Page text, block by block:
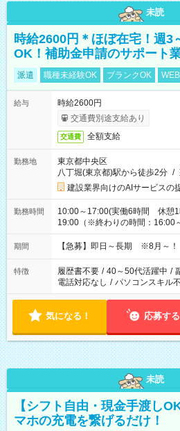
未読
時給2600円＊ほぼ在宅！週3
OK！補助金申請のサポート
派遣 職種未経験OK ブランクOK
給与
時給2600円
交通費別途支給あり
交通費 全額支給
勤務地
東京都中央区
八丁堀(東京都)駅から徒歩2分 /
建設業界向けのAIサービスの
勤務時間
10:00～17:00(実働6時間 休憩
19:00（※終わりの時間：16:00
期間 【急募】即日～長期 ※8月～！
特徴 履歴書不要 / 40～50代活躍中 /
電話対応なし / パソコンスキル
気になる！ 応募する
未読
【シフト自由・現金手渡し
マホの充電を繋げるだけ！